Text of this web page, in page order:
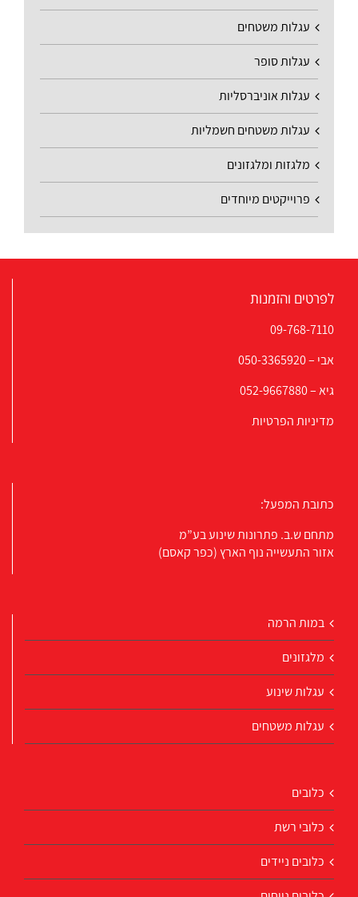
עגלות משטחים
עגלות סופר
עגלות אוניברסליות
עגלות משטחים חשמליות
מלגזות ומלגזונים
פרוייקטים מיוחדים
לפרטים והזמנות
09-768-7110
אבי –050-3365920
גיא –052-9667880
מדיניות הפרטיות
כתובת המפעל:
מתחם ש.ב. פתרונות שינוע בע”מ
אזור התעשייה נוף הארץ (כפר קאסם)
במות הרמה
מלגזונים
עגלות שינוע
עגלות משטחים
כלובים
כלובי רשת
כלובים ניידים